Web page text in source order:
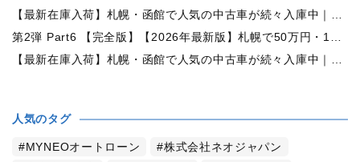
【最新在庫入荷】札幌・函館で人気の中古車が続々入庫中｜早い者勝ち！【ダイハツ ムーヴコンテ660L 4WD】
第2弾 Part6 【完全版】【2026年最新版】札幌で50万円・100万円・150万円ならどんな中古車が買える？予算別中古車選び完全ガイド
【最新在庫入荷】札幌・函館で人気の中古車が続々入庫中｜早い者勝ち！【トヨタ ヴォクシー2.0ZS煌Ⅱ 4WD】
人気のタグ
MYNEOオートローン
株式会社ネオジャパン